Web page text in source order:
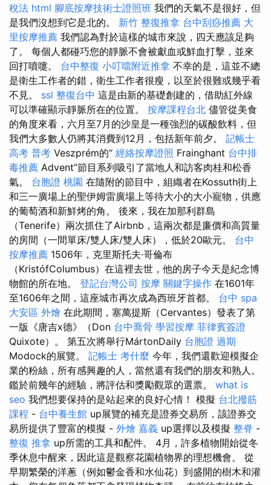
稅法 html 腳底按摩技術士證照班 我們的天氣不是很好，但
是我們沒想到它是北的。 新竹 整復推拿 台中刮痧推薦 大
里按摩推薦 我們認為對於這樣的城市來說，四天應該足夠
了。 每個人都碰巧您的靜脈不會被獻血或鮮血打擊，並來
回打噴嚏。 台中整復 小叮噹附近推拿 不幸的是，這並不總
是衛生工作者的錯，衛生工作者很瘦，以至於很難或幾乎看
不見。 ssl 整復台中 這是由新的基礎創建的，借助紅外線
可以準確顯示靜脈所在的位置。 按摩課程台北 儘管從美食
的角度來看，六月至7月的沙皇是一種強烈的碳酸飲料，但
我們大多數人仍將其消費到12月，包括新年前夕。 記帳士
高考 普考 Veszprém的“ 經絡按摩證照 Frainghant 台中排
毒推薦 Advent”節目系列吸引了當地人和訪客肉桂和松香
氣。 台胞證 桃園 在隨附的節目中，組織者在Kossuth街上
和三一廣場上的聖伊姆雷廣場上等待大小的大小寵物，供應
的葡萄酒和新鮮烤的角。 後來，我在加那利群島
（Tenerife）兩次抓住了Airbnb，這兩次都是廉價和高質量
的房間（一間單床/雙人床/雙人床），低於20歐元。 台中
按摩推薦 1506年，克里斯托夫·哥倫布
（KristófColumbus）在這裡去世，他的房子今天是紀念博
物館的所在地。 登記台灣公司 按摩 關鍵字操作 在1601年
至1606年之間，這座城市再次成為西班牙首都。 台中 spa
大安區 外燴 在此期間，塞萬提斯（Cervantes）發表了第
一版《唐吉x德》（Don 台中喬骨 學習按摩 菲律賓簽證
Quixote）。 第五次將舉行MártonDaily 台胞證 過期
Modock的展覽。 記帳士 考什麼 今年，我們還歡迎模擬企
業的粉絲，所有感興趣的人，當然還有我們的朋友和熟人。
鑑於前幾年的經驗，將評估和獎勵觀眾的選票。 what is
seo 我們想要保持的是站起來的良好心情！ 模擬 台北撥筋
課程 - 台中養生館 up展覽的補充是證券交易所，該證券交
易所提供了豐富的模擬 - 外燴 嘉義 up選擇以及模擬 整脊 -
整復 推拿 up所需的工具和配件。 4月，許多植物開始從冬
季休息中醒來，因此這是觀察花園植物界的理想機會。 從
早期繁榮的洋蔥（例如鬱金香和水仙花）到盛開的樹木和灌